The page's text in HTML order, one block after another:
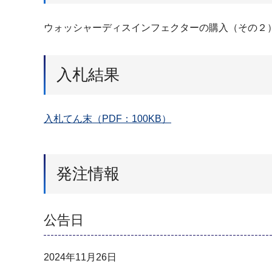
ウォッシャーディスインフェクターの購入（その２
入札結果
入札てん末（PDF：100KB）
発注情報
公告日
2024年11月26日